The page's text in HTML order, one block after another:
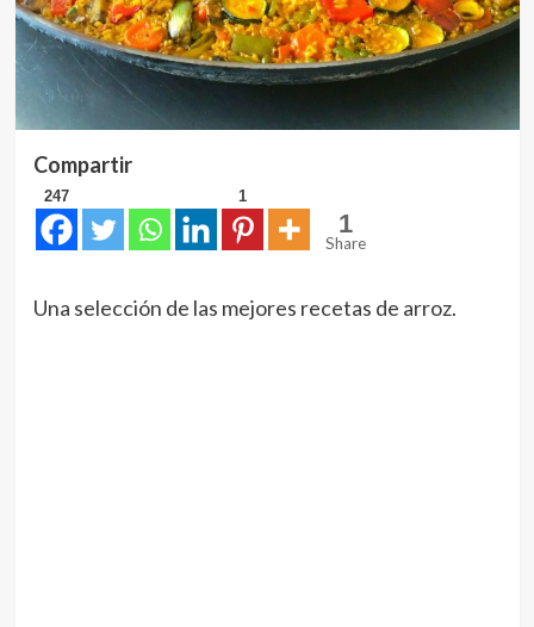
Compartir
247 1
1
Share
Una selección de las mejores recetas de arroz.